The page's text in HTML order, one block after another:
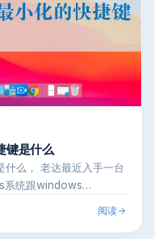
键是什么
么， 老达最近入手一台
系统跟windows…
阅读